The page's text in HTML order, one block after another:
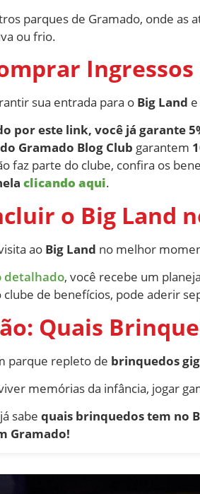
parques de Gramado, onde as
ou frio.
sua entrada para o Big Land
por este link, você já garante
Gramado Blog Club garantem
faz parte do clube, confira os
clicando aqui.
o Big Land
ao Big Land no melhor
detalhado, você recebe um
clube de benefícios, pode aderir
Quais
parque repleto de brinquedos
memórias da infância, jogar
sabe quais brinquedos tem no
Gramado!